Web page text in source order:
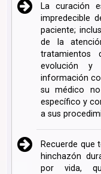
La curación
impredecible
paciente;
de la
tratamientos
evolución y
información
su médico no
específico y
a sus
Recuerde que
hinchazón
por vida,